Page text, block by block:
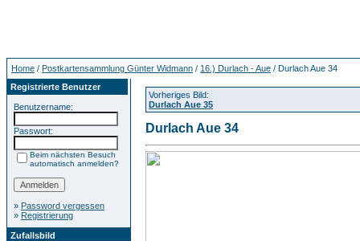
Home / Postkartensammlung Günter Widmann / 16.) Durlach - Aue / Durlach Aue 34
Registrierte Benutzer
Benutzername:
Passwort:
Beim nächsten Besuch
automatisch anmelden?
» Password vergessen
» Registrierung
Zufallsbild
Vorheriges Bild:
Durlach Aue 35
Durlach Aue 34